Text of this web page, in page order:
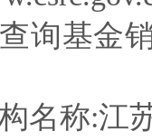
查询基
称:江苏